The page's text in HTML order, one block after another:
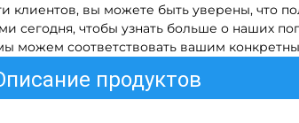
клиентов, вы можете быть уверены, что
сегодня, чтобы узнать больше о наших
можем соответствовать вашим
продуктов